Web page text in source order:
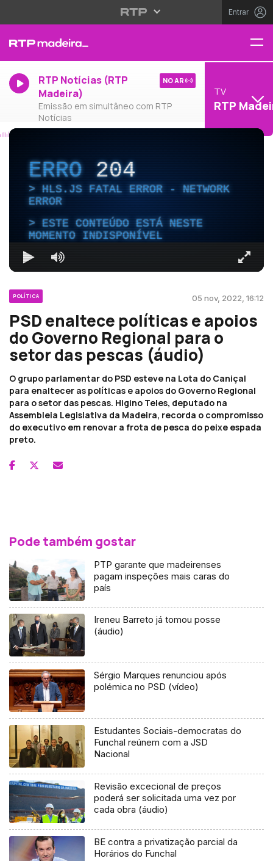
Entrar
RTP Notícias (RTP
Madeira)
Emissão em simultâneo com RTP
Notícias
NO AR
TV
RTP
ERRO204
HLS.JS FATAL ERROR - NETWORK
ERROR
ESTE CONTEÚDO ESTÁ NESTE
MOMENTO INDISPONÍVEL
POLÍTICA 05 nov, 2022, 16:12
PSD enaltece políticas e apoios
do Governo Regional para o
setor das pescas (áudio)
O grupo parlamentar do PSD esteve na Lota do Caniçal
para enaltecer as políticas e apoios do Governo Regional
para o setor das pescas. Higino Teles, deputado na
Assembleia Legislativa da Madeira, recorda o compromisso
do executivo em renovar a frota de pesca do peixe espada
preto.
Pode também gostar
PTP garante que madeirenses
pagam inspeções mais caras do
país
Ireneu Barreto já tomou posse
(áudio)
Sérgio Marques renunciou após
polémica no PSD (vídeo)
Estudantes Sociais-democratas do
Funchal reúnem com a JSD
Nacional
Revisão excecional de preços
poderá ser solicitada uma vez por
cada obra (áudio)
BE contra a privatização parcial da
Horários do Funchal